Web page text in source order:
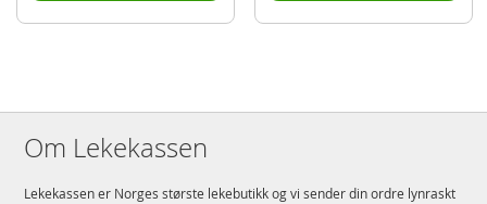
Merke Hape
Om Lekekassen
Lekekassen er Norges største lekebutikk og vi sender din ordre lynraskt